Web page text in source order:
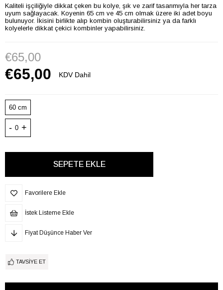
Kaliteli işçiliğiyle dikkat çeken bu kolye, şık ve zarif tasarımıyla her tarza
uyum sağlayacak. Koyenin 65 cm ve 45 cm olmak üzere iki adet boyu
bulunuyor. İkisini birlikte alıp kombin oluşturabilirsiniz ya da farklı
kolyelerle dikkat çekici kombinler yapabilirsiniz.
€65,00
KDV Dahil
€65,00
60 cm
- 0 +
Favorilere Ekle
İstek Listeme Ekle
Fiyat Düşünce Haber Ver
TAVSIYE ET